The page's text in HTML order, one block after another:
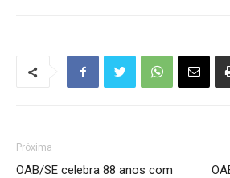
Próxima
OAB/SE celebra 88 anos com